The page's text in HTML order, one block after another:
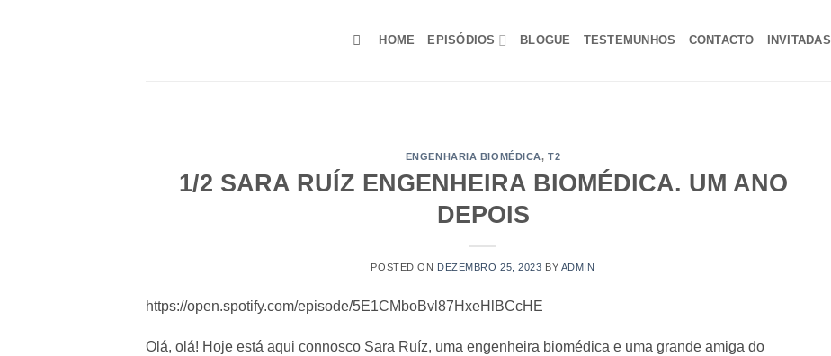
HOME EPISÓDIOS BLOGUE TESTEMUNHOS CONTACTO INVITADAS
ENGENHARIA BIOMÉDICA,T2
1/2 SARA RUÍZ ENGENHEIRA BIOMÉDICA. UM ANO
DEPOIS
POSTED ON DEZEMBRO 25, 2023 BY ADMIN
https://open.spotify.com/episode/5E1CMboBvl87HxeHlBCcHE
Olá, olá! Hoje está aqui connosco Sara Ruíz, uma engenheira biomédica e uma grande amiga do